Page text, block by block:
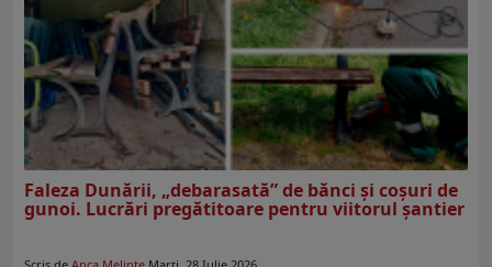
Faleza Dunării, „debarasată” de bănci şi coşuri de
gunoi. Lucrări pregătitoare pentru viitorul şantier